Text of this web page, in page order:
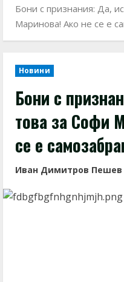
Бони с признания: Да,
Маринова! Ако не се е
Новини
Бони с
това за Софи
се е
Иван Димитров Пешев